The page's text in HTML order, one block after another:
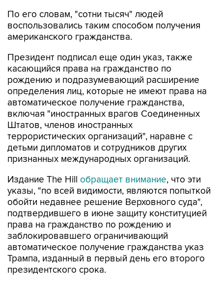
По его словам, "сотни тысяч" людей
воспользовались таким способом получения
американского гражданства.
Президент подписал еще один указ, также
касающийся права на гражданство по
рождению и подразумевающий расширение
определения лиц, которые не имеют права на
автоматическое получение гражданства,
включая "иностранных врагов Соединенных
Штатов, членов иностранных
террористических организаций", наравне с
детьми дипломатов и сотрудников других
признанных международных организаций.
Издание The Hill обращает внимание, что эти
указы, "по всей видимости, являются попыткой
обойти недавнее решение Верховного суда",
подтвердившего в июне защиту конституцией
права на гражданство по рождению и
заблокировавшего ограничивающий
автоматическое получение гражданства указ
Трампа, изданный в первый день его второго
президентского срока.